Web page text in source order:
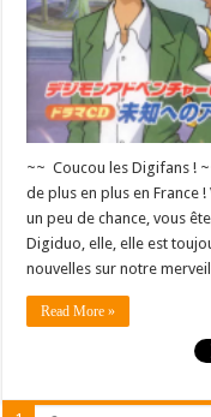
~~ Coucou les Digifans !
de plus en plus en France !
un peu de chance, vous
Digiduo, elle, elle est
nouvelles sur notre
Read More »